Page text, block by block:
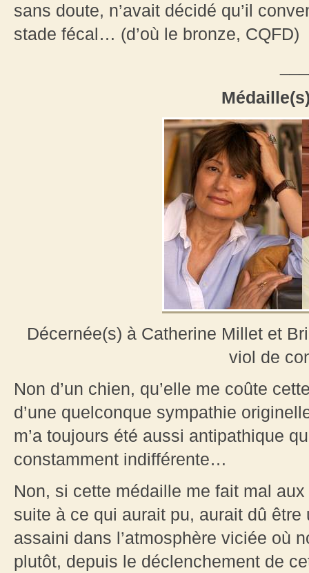
sans doute, n’avait décidé qu’il
stade fécal… (d’où le bronze, CQFD)
Décernée(s) à Catherine Millet et
viol de
Non d’un chien, qu’elle me coûte
d’une quelconque sympathie
m’a toujours été aussi antipathique
constamment indifférente…
Non, si cette médaille me fait mal
suite à ce qui aurait pu, aurait dû
assaini dans l’atmosphère viciée où
plutôt, depuis le déclenchement de